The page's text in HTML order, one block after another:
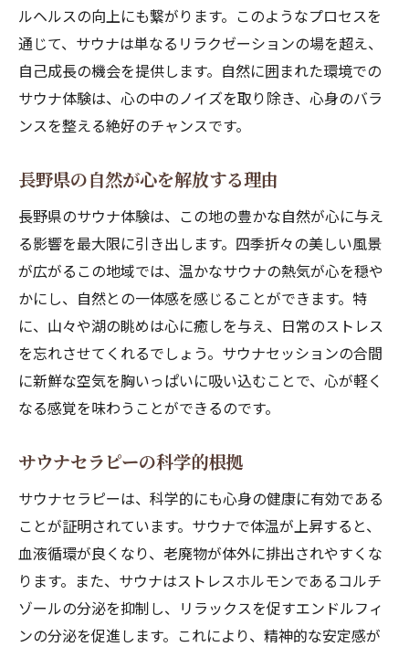
ルヘルスの向上にも繋がります。このようなプロセスを
通じて、サウナは単なるリラクゼーションの場を超え、
自己成長の機会を提供します。自然に囲まれた環境での
サウナ体験は、心の中のノイズを取り除き、心身のバラ
ンスを整える絶好のチャンスです。
長野県の自然が心を解放する理由
長野県のサウナ体験は、この地の豊かな自然が心に与え
る影響を最大限に引き出します。四季折々の美しい風景
が広がるこの地域では、温かなサウナの熱気が心を穏や
かにし、自然との一体感を感じることができます。特
に、山々や湖の眺めは心に癒しを与え、日常のストレス
を忘れさせてくれるでしょう。サウナセッションの合間
に新鮮な空気を胸いっぱいに吸い込むことで、心が軽く
なる感覚を味わうことができるのです。
サウナセラピーの科学的根拠
サウナセラピーは、科学的にも心身の健康に有効である
ことが証明されています。サウナで体温が上昇すると、
血液循環が良くなり、老廃物が体外に排出されやすくな
ります。また、サウナはストレスホルモンであるコルチ
ゾールの分泌を抑制し、リラックスを促すエンドルフィ
ンの分泌を促進します。これにより、精神的な安定感が